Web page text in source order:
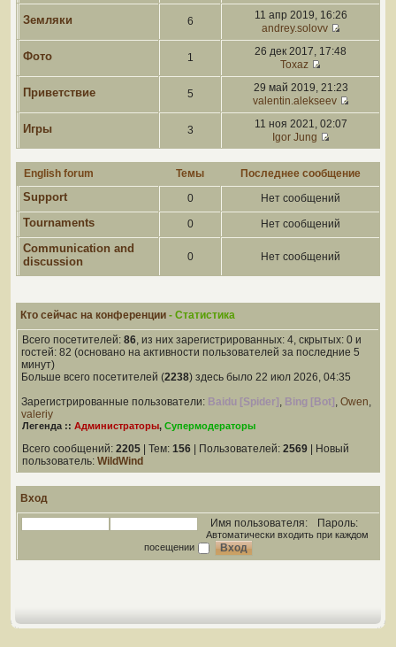
Земляки 6
11 апр 2019, 16:26
andrey.solovv
Фото 1
26 дек 2017, 17:48
Toxaz
Приветствие 5
29 май 2019, 21:23
valentin.alekseev
Игры 3
11 ноя 2021, 02:07
Igor Jung
English forum Темы Последнее сообщение
Support 0 Нет сообщений
Tournaments 0 Нет сообщений
Communication and
discussion
0 Нет сообщений
Кто сейчас на конференции - Статистика
Всего посетителей: 86, из них зарегистрированных: 4, скрытых: 0 и
гостей: 82 (основано на активности пользователей за последние 5
минут)
Больше всего посетителей (2238) здесь было 22 июл 2026, 04:35
Зарегистрированные пользователи: Baidu [Spider] , Bing [Bot] , Owen,
valeriy
Легенда :: Администраторы, Супермодераторы
Всего сообщений: 2205 | Тем: 156 | Пользователей: 2569 | Новый
пользователь: WildWind
Вход
Имя пользователя:
Пароль:
Автоматически входить при каждом
посещении